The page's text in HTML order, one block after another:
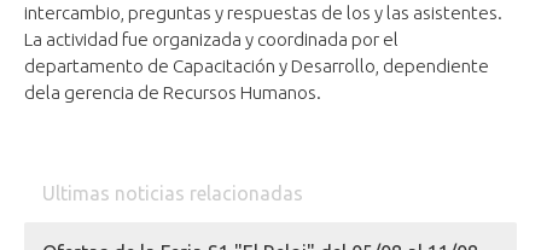
intercambio, preguntas y respuestas de los y las asistentes.
La actividad fue organizada y coordinada por el
departamento de Capacitación y Desarrollo, dependiente
dela gerencia de Recursos Humanos.
Ultimas noticias relacionadas